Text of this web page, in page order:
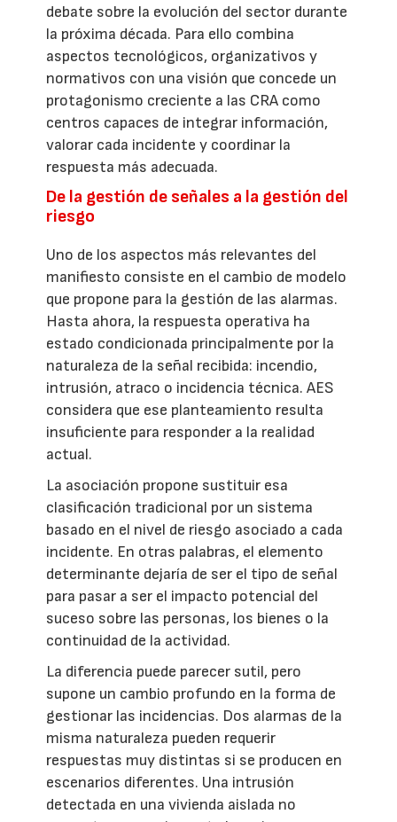
debate sobre la evolución del sector durante
la próxima década. Para ello combina
aspectos tecnológicos, organizativos y
normativos con una visión que concede un
protagonismo creciente a las CRA como
centros capaces de integrar información,
valorar cada incidente y coordinar la
respuesta más adecuada.
De la gestión de señales a la gestión del
riesgo
Uno de los aspectos más relevantes del
manifiesto consiste en el cambio de modelo
que propone para la gestión de las alarmas.
Hasta ahora, la respuesta operativa ha
estado condicionada principalmente por la
naturaleza de la señal recibida: incendio,
intrusión, atraco o incidencia técnica. AES
considera que ese planteamiento resulta
insuficiente para responder a la realidad
actual.
La asociación propone sustituir esa
clasificación tradicional por un sistema
basado en el nivel de riesgo asociado a cada
incidente. En otras palabras, el elemento
determinante dejaría de ser el tipo de señal
para pasar a ser el impacto potencial del
suceso sobre las personas, los bienes o la
continuidad de la actividad.
La diferencia puede parecer sutil, pero
supone un cambio profundo en la forma de
gestionar las incidencias. Dos alarmas de la
misma naturaleza pueden requerir
respuestas muy distintas si se producen en
escenarios diferentes. Una intrusión
detectada en una vivienda aislada no